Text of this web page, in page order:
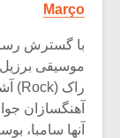
Março
با گسترش
موسیقی برزیل
راک (Rock) آشنا شد.
آهنگسازان
آنها سامبا،